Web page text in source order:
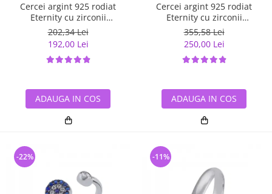
Cercei argint 925 rodiat
Eternity cu zirconii
multicolore ETU0028
202,34 Lei
192,00 Lei
ADAUGA IN COS
Cercei argint 925 rodiat
Eternity cu zirconii
multicolore ETU0036
355,58 Lei
250,00 Lei
ADAUGA IN COS
-22% -11%